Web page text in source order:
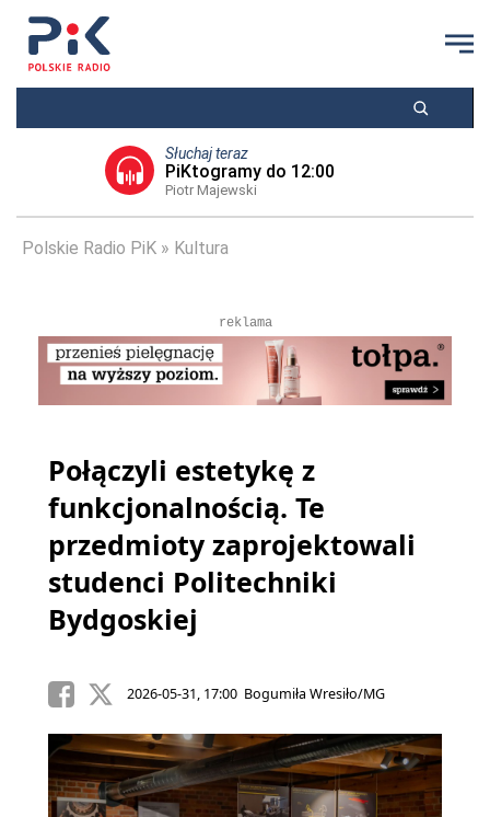
Słuchaj teraz
PiKtogramy do 12:00
Piotr Majewski
Polskie Radio PiK Kultura
reklama
Połączyli estetykę z
funkcjonalnością. Te
przedmioty zaprojektowali
studenci Politechniki
Bydgoskiej
2026-05-31, 17:00 Bogumiła Wresiło/MG